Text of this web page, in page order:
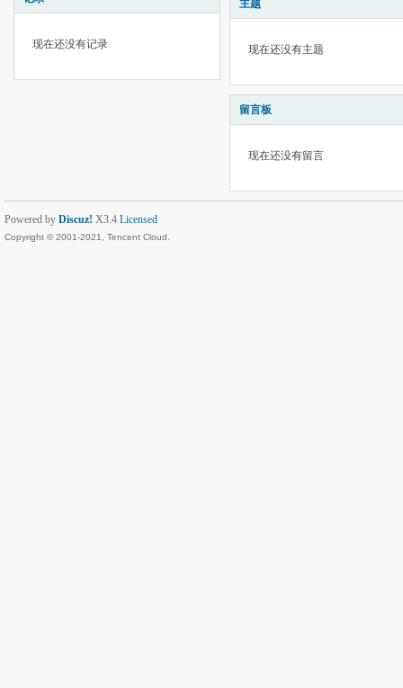
现在还没有记录
主题
现在还没有主题
留言板
现在还没有留言
Powered by Discuz! X3.4 Licensed
Copyright © 2001-2021, Tencent Cloud.